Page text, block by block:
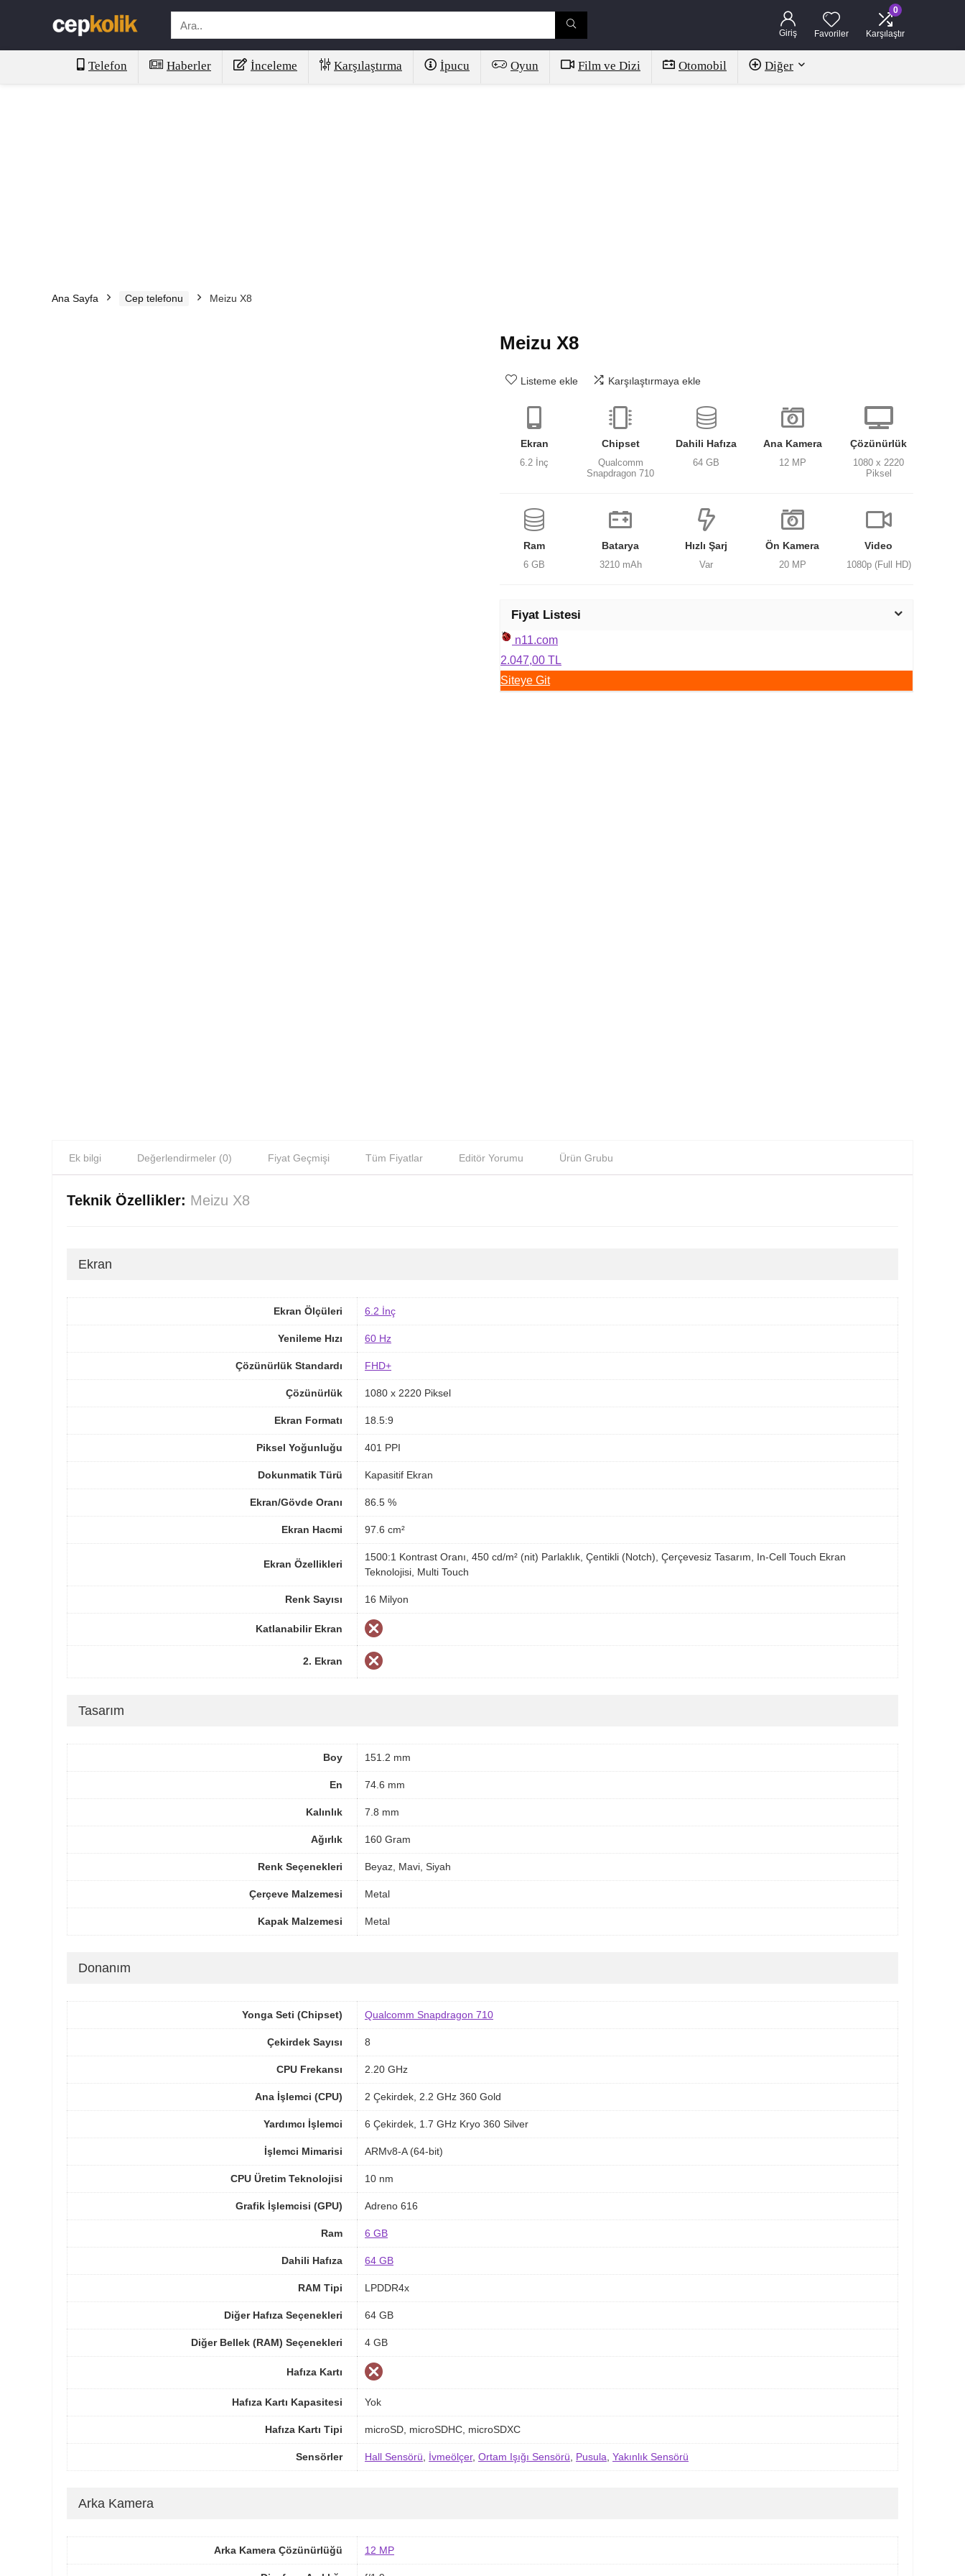
Giriş Favoriler
0
Karşılaştır
Telefon Haberler İnceleme Karşılaştırma İpucu Oyun Film ve Dizi Otomobil Diğer
Ana Sayfa Cep telefonu Meizu X8
Meizu X8
Listeme ekle Karşılaştırmaya ekle
Ekran
6.2 İnç
Chipset
Qualcomm
Snapdragon 710
Dahili Hafıza
64 GB
Ana Kamera
12 MP
Çözünürlük
1080 x 2220
Piksel
Ram
6 GB
Batarya
3210 mAh
Hızlı Şarj
Var
Ön Kamera
20 MP
Video
1080p (Full HD)
Fiyat Listesi
n11.com
2.047,00 TL
Siteye Git
Ek bilgi Değerlendirmeler (0) Fiyat Geçmişi Tüm Fiyatlar Editör Yorumu Ürün Grubu
Teknik Özellikler: Meizu X8
Ekran
Ekran Ölçüleri 6.2 İnç
Yenileme Hızı 60 Hz
Çözünürlük Standardı FHD+
Çözünürlük 1080 x 2220 Piksel
Ekran Formatı 18.5:9
Piksel Yoğunluğu 401 PPI
Dokunmatik Türü Kapasitif Ekran
Ekran/Gövde Oranı 86.5 %
Ekran Hacmi 97.6 cm²
Ekran Özellikleri
1500:1 Kontrast Oranı, 450 cd/m² (nit) Parlaklık, Çentikli (Notch), Çerçevesiz Tasarım, In-Cell Touch Ekran
Teknolojisi, Multi Touch
Renk Sayısı 16 Milyon
Katlanabilir Ekran
2. Ekran
Tasarım
Boy 151.2 mm
En 74.6 mm
Kalınlık 7.8 mm
Ağırlık 160 Gram
Renk Seçenekleri Beyaz, Mavi, Siyah
Çerçeve Malzemesi Metal
Kapak Malzemesi Metal
Donanım
Yonga Seti (Chipset) Qualcomm Snapdragon 710
Çekirdek Sayısı 8
CPU Frekansı 2.20 GHz
Ana İşlemci (CPU) 2 Çekirdek, 2.2 GHz 360 Gold
Yardımcı İşlemci 6 Çekirdek, 1.7 GHz Kryo 360 Silver
İşlemci Mimarisi ARMv8-A (64-bit)
CPU Üretim Teknolojisi 10 nm
Grafik İşlemcisi (GPU) Adreno 616
Ram 6 GB
Dahili Hafıza 64 GB
RAM Tipi LPDDR4x
Diğer Hafıza Seçenekleri 64 GB
Diğer Bellek (RAM) Seçenekleri 4 GB
Hafıza Kartı
Hafıza Kartı Kapasitesi Yok
Hafıza Kartı Tipi microSD, microSDHC, microSDXC
Sensörler Hall Sensörü İvmeölçer, Ortam Işığı Sensörü Pusula Yakınlık Sensörü
Arka Kamera
Arka Kamera Çözünürlüğü 12 MP